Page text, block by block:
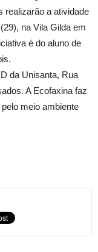
realizarão a atividade
na Vila Gilda em
é do aluno de
da Unisanta, Rua
A Ecofaxina faz
meio ambiente